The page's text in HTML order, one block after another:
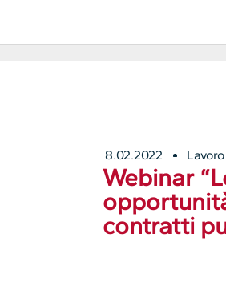
8.02.2022
Webinar
contratti